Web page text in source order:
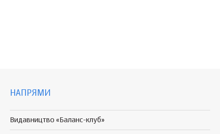
НАПРЯМИ
Видавництво «Баланс-клуб»